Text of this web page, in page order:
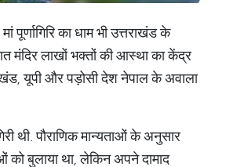
पूर्णागिरि का धाम भी उत्तराखंड के
मंदिर लाखों भक्तों की आस्था का केंद्र
यूपी और पड़ोसी देश नेपाल के अवाला
थी. पौराणिक मान्यताओं के अनुसार
को बुलाया था, लेकिन अपने दामाद